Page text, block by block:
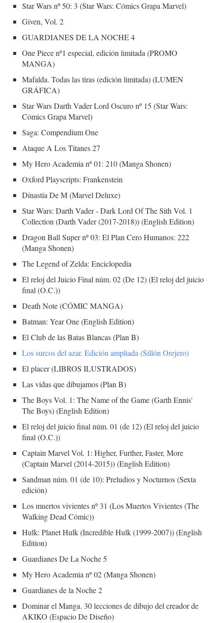
Star Wars nº 50: 3 (Star Wars: Cómics Grapa Marvel)
Given, Vol. 2
GUARDIANES DE LA NOCHE 4
One Piece nº1 especial, edición limitada (PROMO
MANGA)
Mafalda. Todas las tiras (edición limitada) (LUMEN
GRÁFICA)
Star Wars Darth Vader Lord Oscuro nº 15 (Star Wars:
Cómics Grapa Marvel)
Saga: Compendium One
Ataque A Los Titanes 27
My Hero Academia nº 01: 210 (Manga Shonen)
Oxford Playscripts: Frankenstein
Dinastía De M (Marvel Deluxe)
Star Wars: Darth Vader - Dark Lord Of The Sith Vol. 1
Collection (Darth Vader (2017-2018)) (English Edition)
Dragon Ball Super nº 03: El Plan Cero Humanos: 222
(Manga Shonen)
The Legend of Zelda: Enciclopedia
El reloj del Juicio Final núm. 02 (De 12) (El reloj del juicio
final (O.C.))
Death Note (CÓMIC MANGA)
Batman: Year One (English Edition)
El Club de las Batas Blancas (Plan B)
Los surcos del azar. Edición ampliada (Sillón Orejero)
El placer (LIBROS ILUSTRADOS)
Las vidas que dibujamos (Plan B)
The Boys Vol. 1: The Name of the Game (Garth Ennis'
The Boys) (English Edition)
El reloj del juicio final núm. 01 (de 12) (El reloj del juicio
final (O.C.))
Captain Marvel Vol. 1: Higher, Further, Faster, More
(Captain Marvel (2014-2015)) (English Edition)
Sandman núm. 01 (de 10): Preludios y Nocturnos (Sexta
edición)
Los muertos vivientes nº 31 (Los Muertos Vivientes (The
Walking Dead Cómic))
Hulk: Planet Hulk (Incredible Hulk (1999-2007)) (English
Edition)
Guardianes De La Noche 5
My Hero Academia nº 02 (Manga Shonen)
Guardianes de la Noche 2
Dominar el Manga. 30 lecciones de dibujo del creador de
AKIKO (Espacio De Diseño)